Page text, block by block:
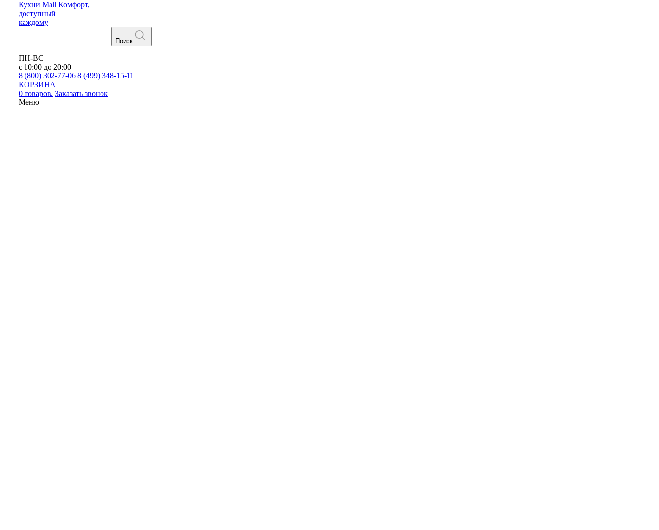
Кухни Mall Комфорт,
доступный
каждому
Поиск
ПН-ВС
с 10:00 до 20:00
8 (800) 302-77-06 8 (499) 348-15-11
КОРЗИНА
0 товаров. Заказать звонок
Меню